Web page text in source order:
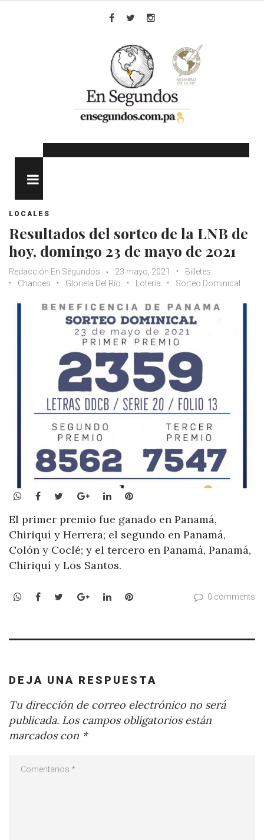
LOCALES
Resultados del sorteo de la LNB de
hoy, domingo 23 de mayo de 2021
Redacción En Segundos 23 mayo, 2021
Billetes
Chances
Gloriela Del Río Lotería Sorteo Dominical
WhatsApp
Facebook
TwitterGoogle+LinkedInPinterest
El primer premio fue ganado en Panamá,
Chiriquí y Herrera; el segundo en Panamá,
Colón y Coclé; y el tercero en Panamá, Panamá,
Chiriquí y Los Santos.
WhatsApp
Facebook
TwitterGoogle+LinkedInPinterest 0 comments
DEJA UNA RESPUESTA
Tu dirección de correo electrónico no será
publicada. Los campos obligatorios están
marcados con *